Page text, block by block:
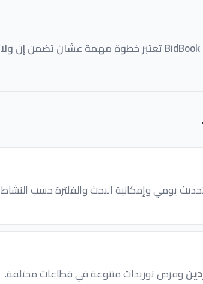
بشكل مستمر من خلال BidBook تعتبر خطوة مهمة عشان تضمن إن ولا
يومي وإمكانية البحث والفلترة حسب النشاط
وفرص توريدات متنوعة في قطاعات مختلفة.